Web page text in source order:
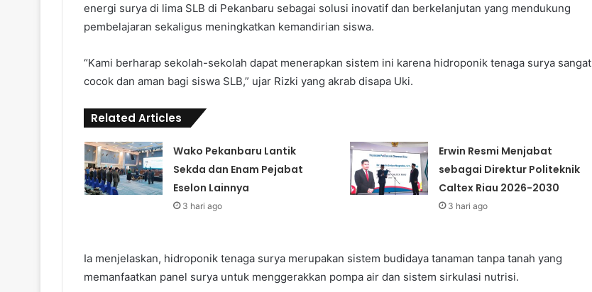
energi surya di lima SLB di Pekanbaru sebagai solusi inovatif dan berkelanjutan yang mendukung
pembelajaran sekaligus meningkatkan kemandirian siswa.
“Kami berharap sekolah-sekolah dapat menerapkan sistem ini karena hidroponik tenaga surya sangat
cocok dan aman bagi siswa SLB,” ujar Rizki yang akrab disapa Uki.
Related Articles
Wako Pekanbaru Lantik
Sekda dan Enam Pejabat
Eselon Lainnya
3 hari ago
Erwin Resmi Menjabat
sebagai Direktur Politeknik
Caltex Riau 2026-2030
3 hari ago
Ia menjelaskan, hidroponik tenaga surya merupakan sistem budidaya tanaman tanpa tanah yang
memanfaatkan panel surya untuk menggerakkan pompa air dan sistem sirkulasi nutrisi.